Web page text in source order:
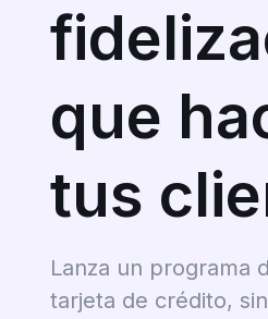
que
tus
Lanza un programa
tarjeta de crédito,